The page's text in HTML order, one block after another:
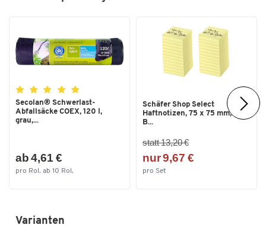
Schubladenhöhe außen [mm]
Schubladenhöhe innen [mm]
Schubladentiefe innen [mm]
Serie 290
Temperaturformbeständigkeit
bis [°C]
Tiefe [mm]
Secolan® Schwerlast-
Abfallsäcke COEX, 120 l,
grau,...
ab 4,61 €
pro Rol. ab 10 Rol.
Schäfer Shop Select
Haftnotizen, 75 x 75 mm, 100
B...
statt 13,20 €
nur 9,67 €
pro Set
Varianten
Zum Zoomen doppeltippen